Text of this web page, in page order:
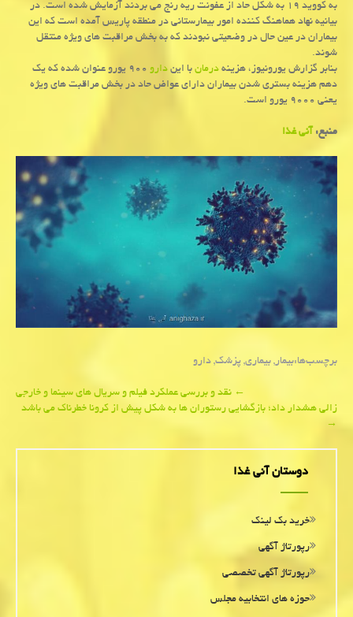
به کووید ۱۹ به شکل حاد از عفونت ریه رنج می بردند آزمایش شده است. در
بیانیه نهاد هماهنگ کننده امور بیمارستانی در منطقه پاریس آمده است که این
بیماران در عین حال در وضعیتی نبودند که به بخش مراقبت های ویژه منتقل
شوند.
بنابر گزارش یورونیوز، هزینهدرمانبا ایندارو
۹۰۰ یورو عنوان شده که یک
دهم هزینه بستری شدن بیماران دارای عواض حاد در بخش مراقبت های ویژه
یعنی ۹۰۰۰ یورو است.
منبع:آنی غذا
برچسب‌ها:بیمار,بیماری,پزشك,دارو
navigation
←نقد و بررسی عملكرد فیلم و سریال های سینما و خارجی
زالی هشدار داد؛ بازگشایی رستوران ها به شكل پیش از كرونا خطرناك می باشد
→
دوستان آنی غذا
خرید بک لینک
رپورتاژ آگهی
رپورتاژ آگهی تخصصی
حوزه های انتخابیه مجلس